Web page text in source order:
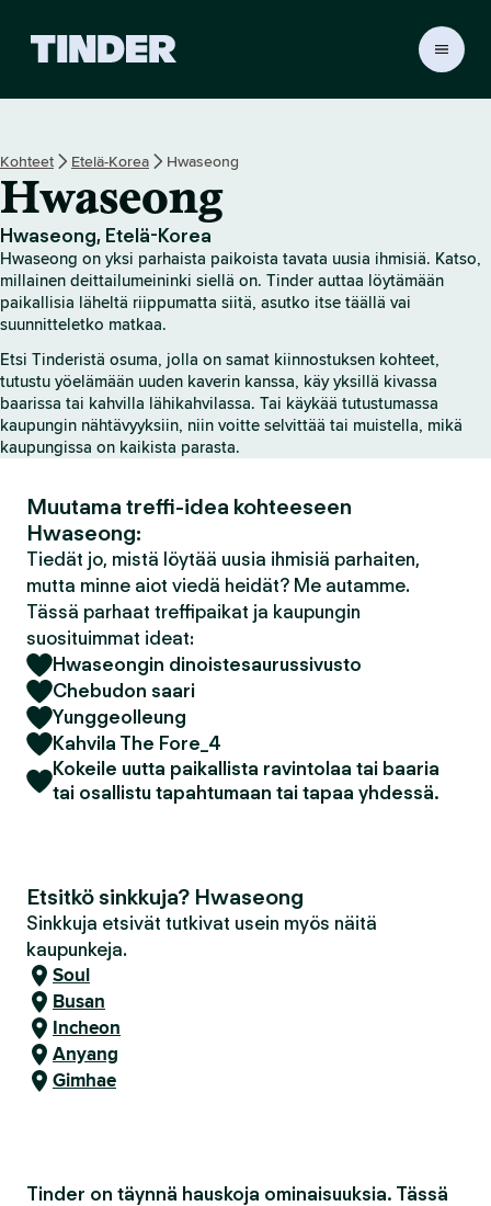
r
i
n
a
l
o
i
s
s
i
v
u
Kohteet Etelä-Korea Hwaseong
Hwaseong
Hwaseong, Etelä-Korea
Hwaseong on yksi parhaista paikoista tavata uusia ihmisiä. Katso,
millainen deittailumeininki siellä on. Tinder auttaa löytämään
paikallisia läheltä riippumatta siitä, asutko itse täällä vai
suunnitteletko matkaa.
Etsi Tinderistä osuma, jolla on samat kiinnostuksen kohteet,
tutustu yöelämään uuden kaverin kanssa, käy yksillä kivassa
baarissa tai kahvilla lähikahvilassa. Tai käykää tutustumassa
kaupungin nähtävyyksiin, niin voitte selvittää tai muistella, mikä
kaupungissa on kaikista parasta.
Muutama treffi-idea kohteeseen
Hwaseong:
Tiedät jo, mistä löytää uusia ihmisiä parhaiten,
mutta minne aiot viedä heidät? Me autamme.
Tässä parhaat treffipaikat ja kaupungin
suosituimmat ideat:
Hwaseongin dinoistesaurussivusto
Chebudon saari
Yunggeolleung
Kahvila The Fore_4
Kokeile uutta paikallista ravintolaa tai baaria
tai osallistu tapahtumaan tai tapaa yhdessä.
Etsitkö sinkkuja? Hwaseong
Sinkkuja etsivät tutkivat usein myös näitä
kaupunkeja.
Soul
Busan
Incheon
Anyang
Gimhae
Tinder on täynnä hauskoja ominaisuuksia. Tässä